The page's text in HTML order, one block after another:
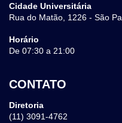
Cidade Universitária
Rua do Matão, 1226 - São
Horário
De 07:30 a 21:00
CONTATO
Diretoria
(11) 3091-4762